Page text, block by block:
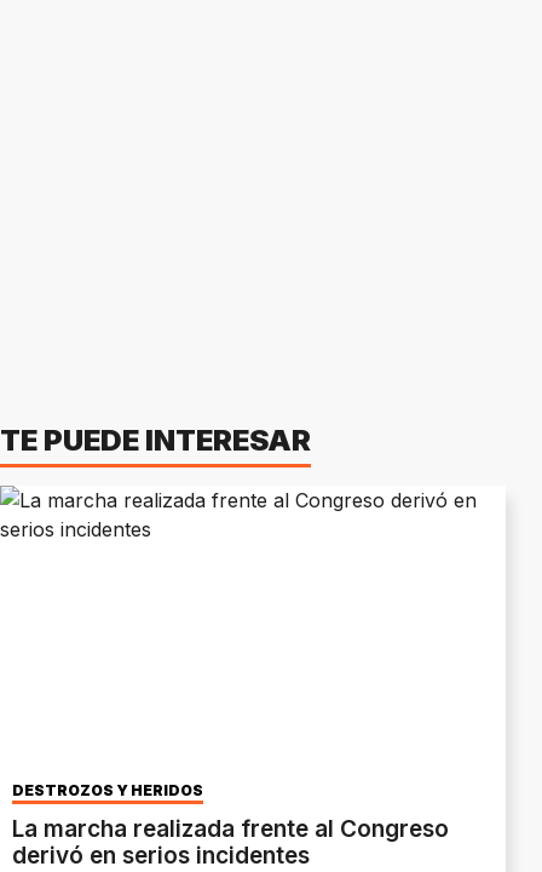
TE PUEDE INTERESAR
DESTROZOS Y HERIDOS
La marcha realizada frente al Congreso
derivó en serios incidentes